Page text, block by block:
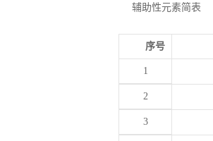
辅助性元素简表
序号
1
2
3